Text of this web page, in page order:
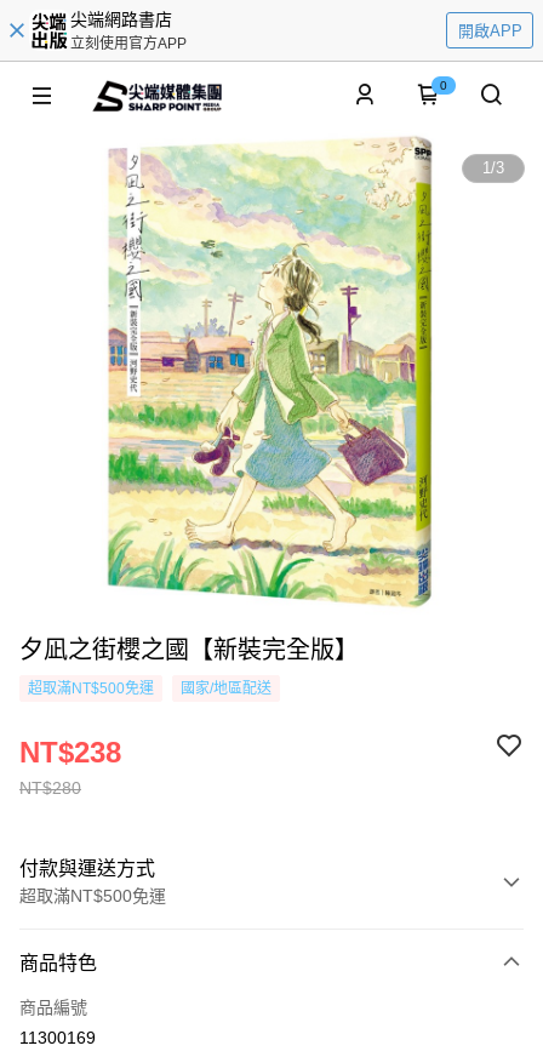
尖端網路書店
立刻使用官方APP
開啟APP
0
1/3
夕凪之街櫻之國【新裝完全版】
超取滿NT$500免運 國家/地區配送
NT$280
NT$238
付款與運送方式
超取滿NT$500免運
信用卡一次付款
超商取貨付款
商品特色
商品編號
11300169